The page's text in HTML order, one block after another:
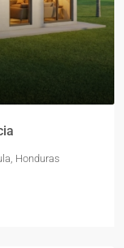
Honduras